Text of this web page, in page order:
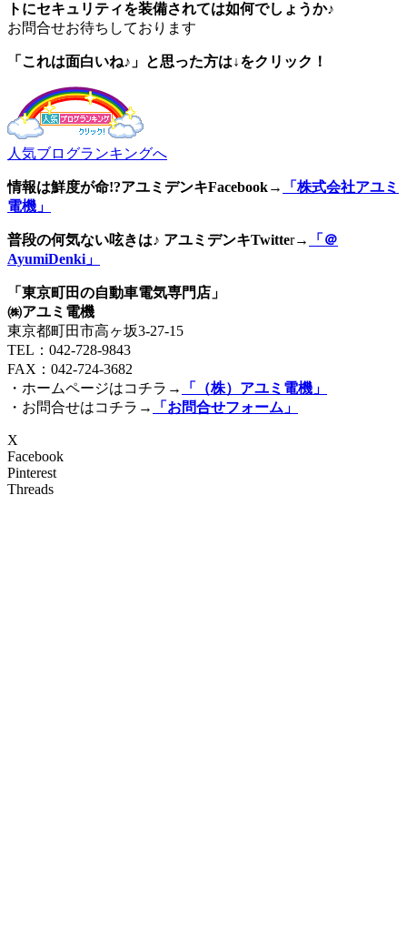
トにセキュリティを装備されては如何でしょうか♪
お問合せお待ちしております
「これは面白いね♪」と思った方は↓をクリック！
人気ブログランキングへ
情報は鮮度が命!?アユミデンキFacebook→
「株式会社アユミ
電機」
普段の何気ない呟きは♪ アユミデンキTwitter→
「＠
AyumiDenki」
「東京町田の自動車電気専門店」
㈱アユミ電機
東京都町田市高ヶ坂3‐27‐15
TEL：042-728-9843
FAX：042-724-3682
・ホームページはコチラ→
「（株）アユミ電機」
・お問合せはコチラ→
「お問合せフォーム」
X
Facebook
Pinterest
Threads